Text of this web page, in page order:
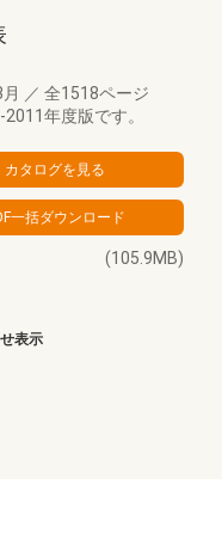
／ 全1518ページ
年度版です。
(105.9MB)
表示